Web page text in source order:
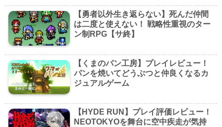
【勇者以外生き返らない】死んだ仲間
は二度と使えない！ 戦略性重視のター
ン制RPG【サ終】
【くまのパン工房】プレイレビュー！
パンを焼いてどうぶつと仲良くなるカ
ジュアルゲーム
【HYDE RUN】プレイ評価レビュー！
NEOTOKYOを舞台に空中疾走が気持